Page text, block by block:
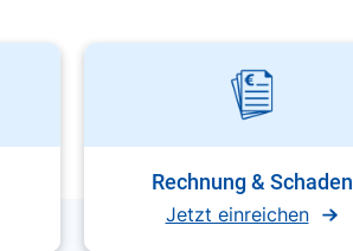
Rechnung & Schaden
Jetzt einreichen